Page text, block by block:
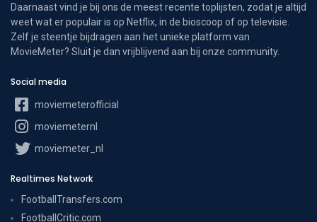
Daarnaast vind je bij ons de meest recente toplijsten, zodat je altijd
weet wat er populair is op Netflix, in de bioscoop of op televisie.
Zelf je steentje bijdragen aan het unieke platform van
MovieMeter? Sluit je dan vrijblijvend aan bij onze community.
Social media
moviemeterofficial
moviemeternl
moviemeter_nl
Realtimes Network
FootballTransfers.com
FootballCritic.com